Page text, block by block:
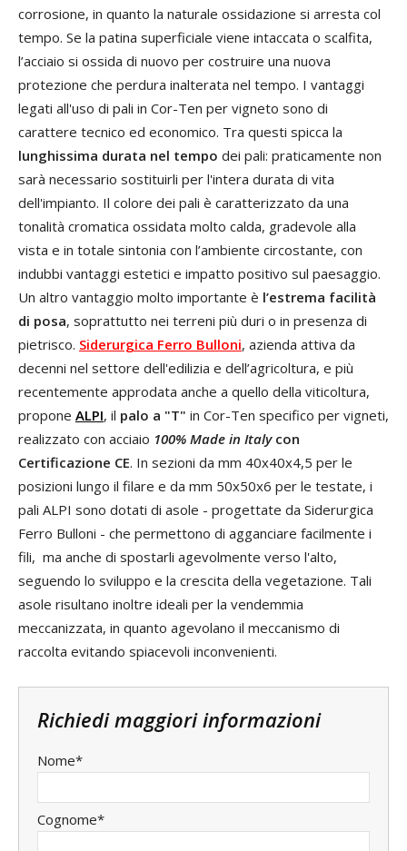
corrosione, in quanto la naturale ossidazione si arresta col
tempo. Se la patina superficiale viene intaccata o scalfita,
l’acciaio si ossida di nuovo per costruire una nuova
protezione che perdura inalterata nel tempo. I vantaggi
legati all'uso di pali in Cor-Ten per vigneto sono di
carattere tecnico ed economico. Tra questi spicca la
lunghissima durata nel tempo dei pali: praticamente non
sarà necessario sostituirli per l'intera durata di vita
dell'impianto. Il colore dei pali è caratterizzato da una
tonalità cromatica ossidata molto calda, gradevole alla
vista e in totale sintonia con l’ambiente circostante, con
indubbi vantaggi estetici e impatto positivo sul paesaggio.
Un altro vantaggio molto importante è l’estrema facilità
di posa, soprattutto nei terreni più duri o in presenza di
pietrisco. Siderurgica Ferro Bulloni, azienda attiva da
decenni nel settore dell'edilizia e dell’agricoltura, e più
recentemente approdata anche a quello della viticoltura,
propone ALPI, il palo a "T" in Cor-Ten specifico per vigneti,
realizzato con acciaio 100% Made in Italycon
Certificazione CE. In sezioni da mm 40x40x4,5 per le
posizioni lungo il filare e da mm 50x50x6 per le testate, i
pali ALPI sono dotati di asole - progettate da Siderurgica
Ferro Bulloni - che permettono di agganciare facilmente i
fili, ma anche di spostarli agevolmente verso l'alto,
seguendo lo sviluppo e la crescita della vegetazione. Tali
asole risultano inoltre ideali per la vendemmia
meccanizzata, in quanto agevolano il meccanismo di
raccolta evitando spiacevoli inconvenienti.
Richiedi maggiori informazioni
Nome*
Cognome*